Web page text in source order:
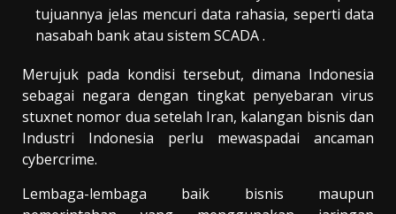
tujuannya jelas mencuri data rahasia, seperti data
nasabah bank atau sistem SCADA .
Merujuk pada kondisi tersebut, dimana Indonesia
sebagai negara dengan tingkat penyebaran virus
stuxnet nomor dua setelah Iran, kalangan bisnis dan
Industri Indonesia perlu mewaspadai ancaman
cybercrime.
Lembaga-lembaga baik bisnis maupun